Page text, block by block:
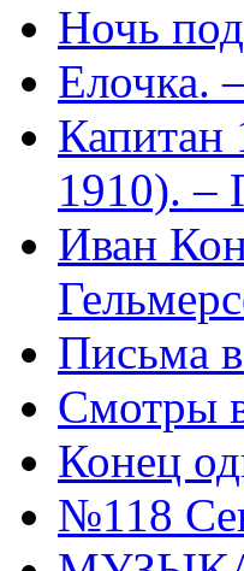
Ночь
Елочка.
Капитан
1910). –
Иван
Письма
Смотры
Конец
№118